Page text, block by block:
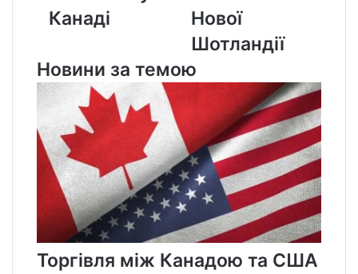
Канаді
Нової
Шотландії
Новини за темою
Торгівля між Канадою та США